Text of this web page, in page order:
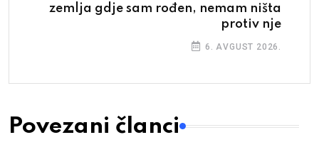
zemlja gdje sam rođen, nemam ništa
protiv nje
6. AVGUST 2026.
Povezani članci